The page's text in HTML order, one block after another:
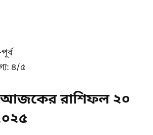
৪/৫
আজকের রাশিফল ২০